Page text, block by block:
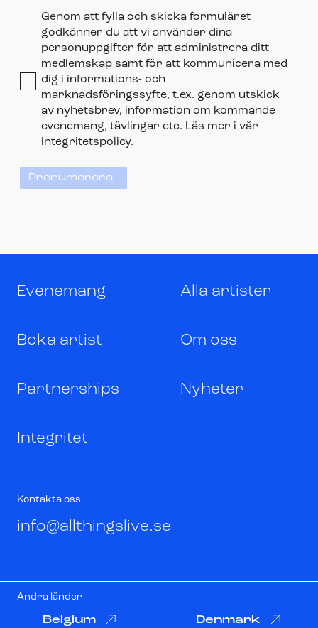
Genom att fylla och skicka formuläret
godkänner du att vi använder dina
personuppgifter för att administrera ditt
medlemskap samt för att kommunicera med
dig i informations- och
marknadsföringssyfte, t.ex. genom utskick
av nyhetsbrev, information om kommande
evenemang, tävlingar etc. Läs mer i vår
integritetspolicy.
Prenumerera
Evenemang Alla artister
Boka artist Om oss
Partnerships Nyheter
Integritet
Kontakta oss
info@allthingslive.se
Andra länder
Belgium Denmark